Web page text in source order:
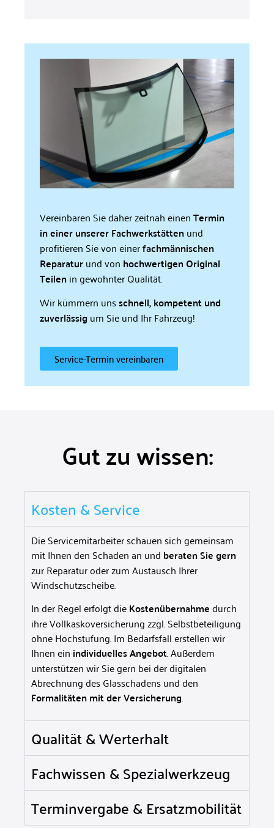
Vereinbaren Sie daher zeitnah einenTermin
in einer unserer Fachwerkstättenund
profitieren Sie von einerfachmännischen
Reparaturund von hochwertigenOriginal
Teilenin gewohnter Qualität.
Wir kümmern unsschnell, kompetent und
zuverlässigum Sie und Ihr Fahrzeug!
Service-Termin vereinbaren
Gut zu wissen:
Kosten & Service
Die Servicemitarbeiter schauen sich gemeinsam
mit Ihnen den Schaden an und beraten Sie gern
zur Reparatur oder zum Austausch Ihrer
Windschutzscheibe.
In der Regel erfolgt dieKostenübernahmedurch
ihre Vollkaskoversicherung zzgl. Selbstbeteiligung
ohne Hochstufung.Im Bedarfsfall erstellen wir
Ihnen ein individuelles Angebot. Außerdem
unterstützen wir Sie gern bei der digitalen
Abrechnung des Glasschadens und den
Formalitäten mit der Versicherung.
Qualität & Werterhalt
Fachwissen & Spezialwerkzeug
Terminvergabe & Ersatzmobilität